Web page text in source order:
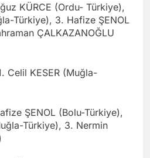
KÜRCE (Ordu- Türkiye),
Türkiye), 3. Hafize ŞENOL
ÇALKAZANOĞLU
Celil KESER (Muğla-
ŞENOL (Bolu-Türkiye),
Türkiye), 3. Nermin